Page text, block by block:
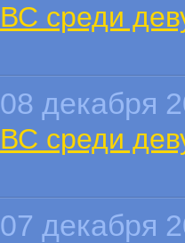
ВС среди
08 декабря
ВС среди
07 декабря